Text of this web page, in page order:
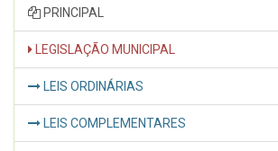
PRINCIPAL
LEGISLAÇÃO MUNICIPAL
LEIS ORDINÁRIAS
LEIS COMPLEMENTARES